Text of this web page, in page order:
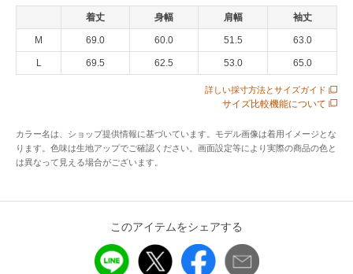
カテゴリ トップス シャツ・ブラウス
詳細は下記よりお問い合わせください
ギフト 可
着丈 身幅 肩幅 袖丈
M 69.0 60.0 51.5 63.0
L 69.5 62.5 53.0 65.0
詳しい採寸方法とサイズガイド
サイズ比較機能について
カラー名は、ショップ提供情報に基づいています。モデル画像は着用イメージとな
ります。色味は生地アップでご確認ください。画面設定等により実際の商品の色と
は異なって見える場合がございます。
このアイテムをシェアする